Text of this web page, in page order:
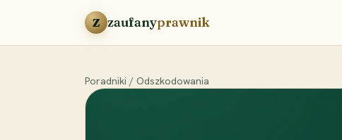
Przejdź do treści
Z zaufanyprawnik
Poradniki / Odszkodowania